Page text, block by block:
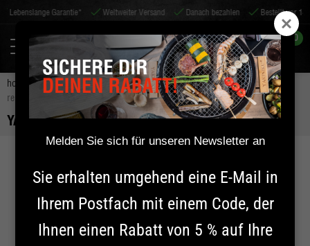
Garantie* Weltweiter Versand Danach bezahlen Bestellt vor 14:00 Uhr, am
0
home zubehör bbq-zubehör bbq-reinigungsprodukte
yakiniku
reinigungsset
YAKINIKU REINIGUNGSSET
Melden Sie sich für unseren Newsletter an
Sie erhalten umgehend eine E-Mail in
Ihrem Postfach mit einem Code, der
Ihnen einen Rabatt von 5 % auf Ihre